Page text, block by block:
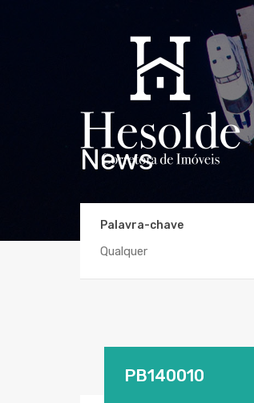
News
Palavra-chave
PB140010